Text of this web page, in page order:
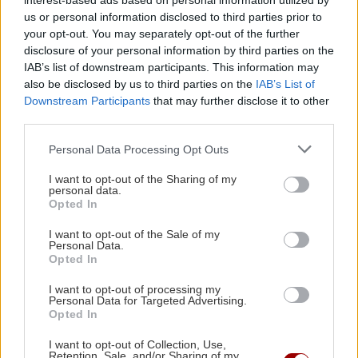
us or personal information disclosed to third parties prior to
your opt-out. You may separately opt-out of the further
disclosure of your personal information by third parties on the
IAB’s list of downstream participants. This information may
also be disclosed by us to third parties on the IAB’s List of
Downstream Participants that may further disclose it to other
Personal Data Processing Opt Outs
I want to opt-out of the Sharing of my
personal data.
Opted In
I want to opt-out of the Sale of my
Personal Data.
Opted In
I want to opt-out of processing my
Personal Data for Targeted Advertising.
Opted In
I want to opt-out of Collection, Use,
22:57
ΑΥΤΟΔΙΟΙΚΗΣΗ
Συνάντηση του Περιφερειάρχη Κρήτης με τον
Πρύτανη του Πανεπιστημίου Κρήτης και τον
Πρόεδρο του ΙΤΕ
22:46
ΟΙΚΟΝΟΜΙΑ
Εξωδικαστικός Μηχανισμός: Πάνω από 20 δισ.
ευρώ οι ρυθμισμένες οφειλές
22:35
ΕΠΙΣΤΗΜΗ
Μικροσκοπικές δίνες ανακαλύφθηκαν για
πρώτη φορά στην επιφάνεια του Ήλιου
ΠΕΡΙΣΣΟΤΕΡΑ
ΣΧΕΣΕΙΣ ΚΑΙ SEX
αξιοπρέπεια